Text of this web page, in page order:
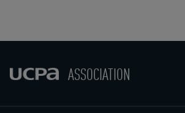
ASSOCIATION